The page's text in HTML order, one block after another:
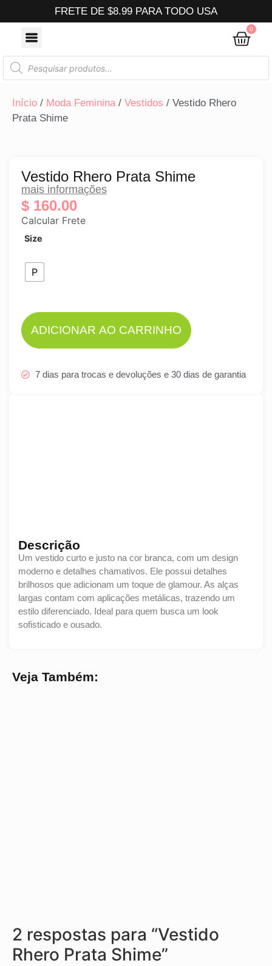
FRETE DE $8.99 PARA TODO USA
0
Início / Moda Feminina/ Vestidos / Vestido Rhero
Prata Shime
Descrição
Um vestido curto e justo na cor branca, com um design
moderno e detalhes chamativos. Ele possui detalhes
brilhosos que adicionam um toque de glamour. As alças
largas contam com aplicações metálicas, trazendo um
estilo diferenciado. Ideal para quem busca um look
sofisticado e ousado.
Vestido Rhero Prata Shime
mais informações
$ 160.00
Calcular Frete
Size
P
ADICIONAR AO CARRINHO
7 dias para trocas e devoluções e 30 dias de garantia
Veja Também:
2 respostas para “Vestido
Rhero Prata Shime”